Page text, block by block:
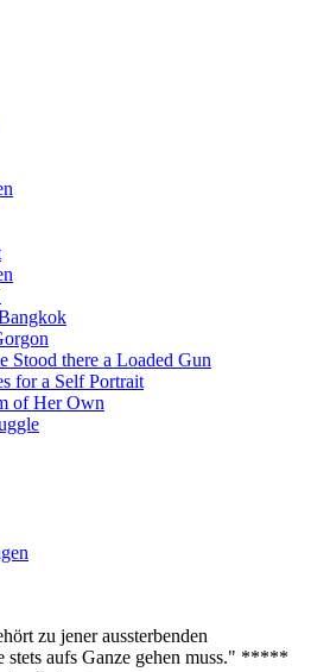
Stood there a Loaded Gun
for a Self Portrait
of Her Own
zu jener aussterbenden
stets aufs Ganze gehen muss." *****